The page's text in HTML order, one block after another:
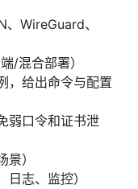
WireGuard、
/混合部署）
，给出命令与配置
弱口令和证书泄
）
志、监控）